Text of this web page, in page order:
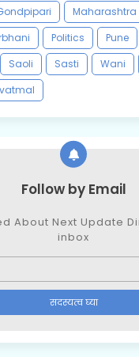
Maharashtra
Politics Pune
Saoli Sasti Wani
Follow by Email
About Next Update
inbox